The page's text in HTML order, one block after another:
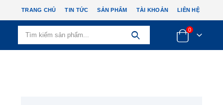
TRANG CHỦ TIN TỨC SẢN PHẨM TÀI KHOẢN LIÊN HỆ
0